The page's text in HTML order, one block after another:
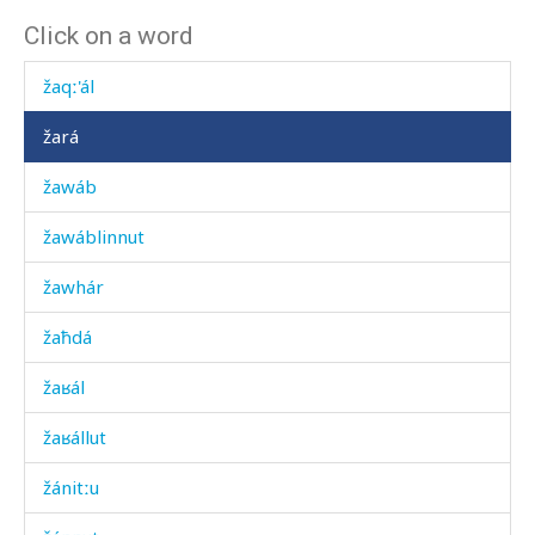
Click on a word
žan ókɬmus
žaqː'ál
žará
žawáb
žawáblinnut
žawhár
žaħdá
žaʁál
žaʁállut
žánitːu